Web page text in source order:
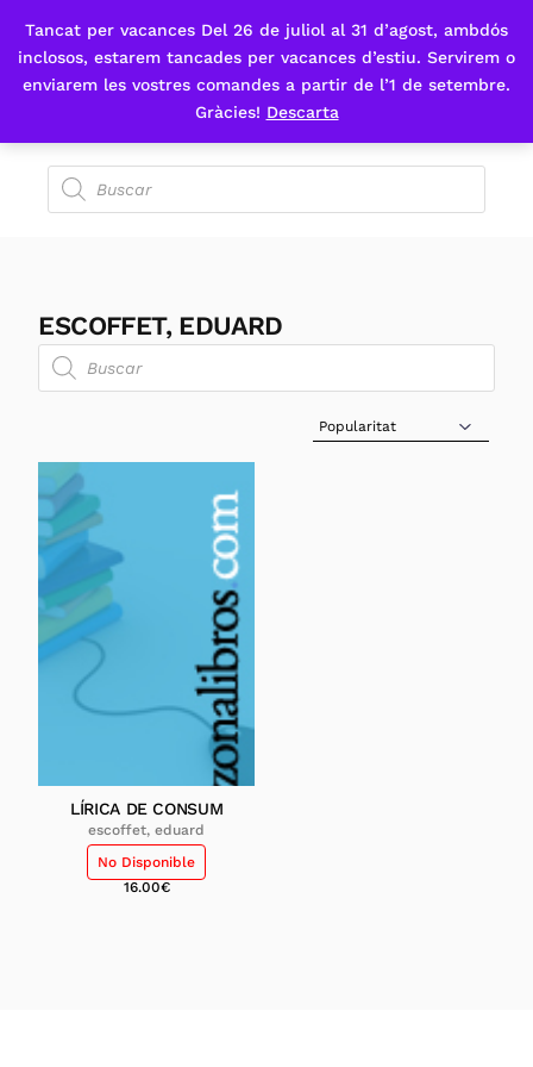
Tancat per vacances Del 26 de juliol al 31 d’agost, ambdós
inclosos, estarem tancades per vacances d’estiu. Servirem o
enviarem les vostres comandes a partir de l’1 de setembre.
Gràcies! Descarta
Fes-te'n sòcia
ESCOFFET, EDUARD
Sort Products
LÍRICA DE CONSUM
escoffet, eduard
No Disponible
16.00€